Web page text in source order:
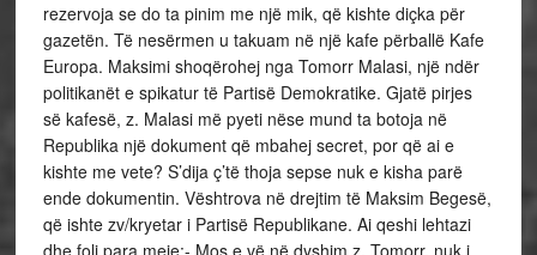
rezervoja se do ta pinim me një mik, që kishte diçka për
gazetën. Të nesërmen u takuam në një kafe përballë Kafe
Europa. Maksimi shoqërohej nga Tomorr Malasi, një ndër
politikanët e spikatur të Partisë Demokratike. Gjatë pirjes
së kafesë, z. Malasi më pyeti nëse mund ta botoja në
Republika një dokument që mbahej secret, por që ai e
kishte me vete? S’dija ç’të thoja sepse nuk e kisha parë
ende dokumentin. Vështrova në drejtim të Maksim Begesë,
që ishte zv/kryetar i Partisë Republikane. Ai qeshi lehtazi
dhe foli para meje:- Mos e vë në dyshim z. Tomorr, nuk i